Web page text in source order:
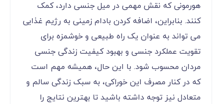
هورمونی که نقش مهمی در میل جنسی دارد، کمک
کنند. بنابراین، اضافه کردن بادام زمینی به رژیم غذایی
می ‌تواند به عنوان یک راه طبیعی و خوشمزه برای
تقویت عملکرد جنسی و بهبود کیفیت زندگی جنسی
مردان محسوب شود. با این حال، همیشه مهم است
که در کنار مصرف این خوراکی، به سبک زندگی سالم و
متعادل نیز توجه داشته باشید تا بهترین نتایج را